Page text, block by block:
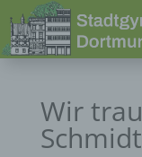
Wir
Schmidt